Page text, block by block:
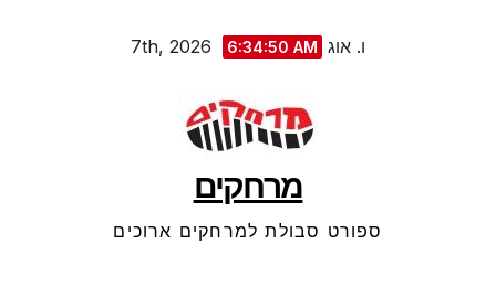
ו. אוג 7th, 2026 6:34:51 AM
מרחקים
ספורט סבולת למרחקים ארוכים